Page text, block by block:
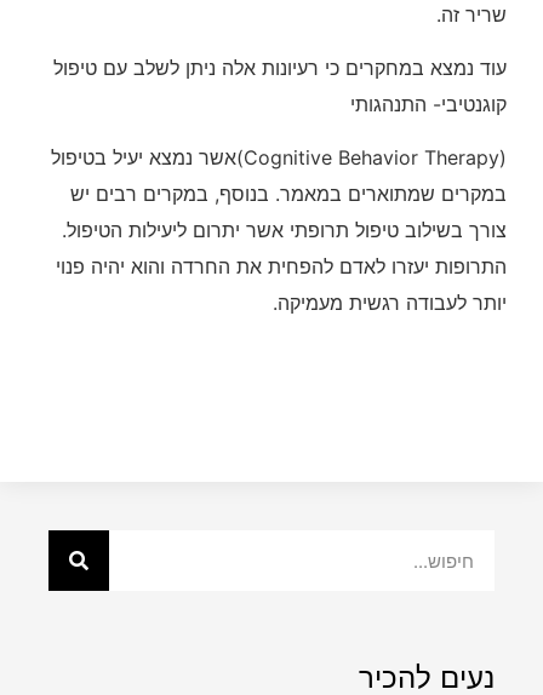
שריר זה.
עוד נמצא במחקרים כי רעיונות אלה ניתן לשלב עם טיפול
קוגנטיבי- התנהגותי
(Cognitive Behavior Therapy)אשר נמצא יעיל בטיפול
במקרים שמתוארים במאמר. בנוסף, במקרים רבים יש
צורך בשילוב טיפול תרופתי אשר יתרום ליעילות הטיפול.
התרופות יעזרו לאדם להפחית את החרדה והוא יהיה פנוי
יותר לעבודה רגשית מעמיקה.
נעים להכיר